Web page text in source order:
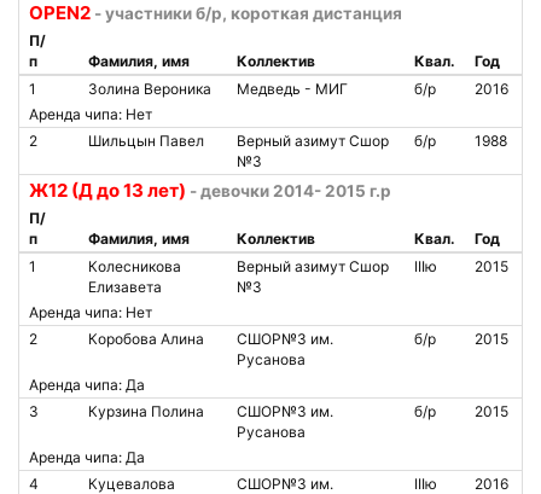
OPEN2 - участники б/р, короткая дистанция
П/
п
Фамилия, имя Коллектив Квал.
Год
1
Золина Вероника Медведь - МИГ б/р
2016
Аренда чипа: Нет
2
Шильцын Павел
Верный азимут Сшор
№3
б/р 1988
Ж12 (Д до 13 лет) - девочки 2014- 2015 г.р
П/
п
Фамилия, имя Коллектив Квал.
Год
1
Колесникова
Елизавета
Верный азимут Сшор
№3
IIIю 2015
Аренда чипа: Нет
2
Коробова Алина
СШОР№3 им.
Русанова
б/р 2015
Аренда чипа: Да
3
Курзина Полина
СШОР№3 им.
Русанова
б/р 2015
Аренда чипа: Да
4
Куцевалова
СШОР№3 им.
IIIю 2016